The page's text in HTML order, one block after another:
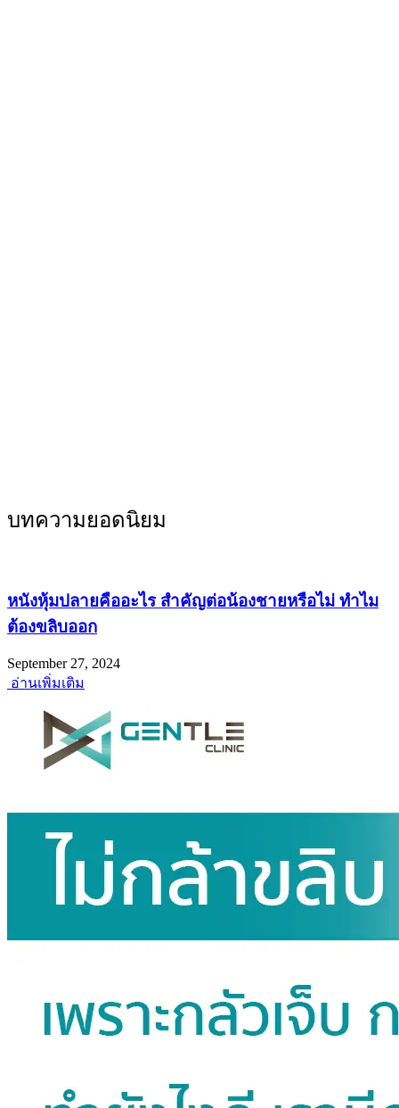
บทความยอดนิยม
หนังหุ้มปลายคืออะไร สำคัญต่อน้องชายหรือไม่ ทำไม
ต้องขลิบออก
September 27, 2024
อ่านเพิ่มเติม